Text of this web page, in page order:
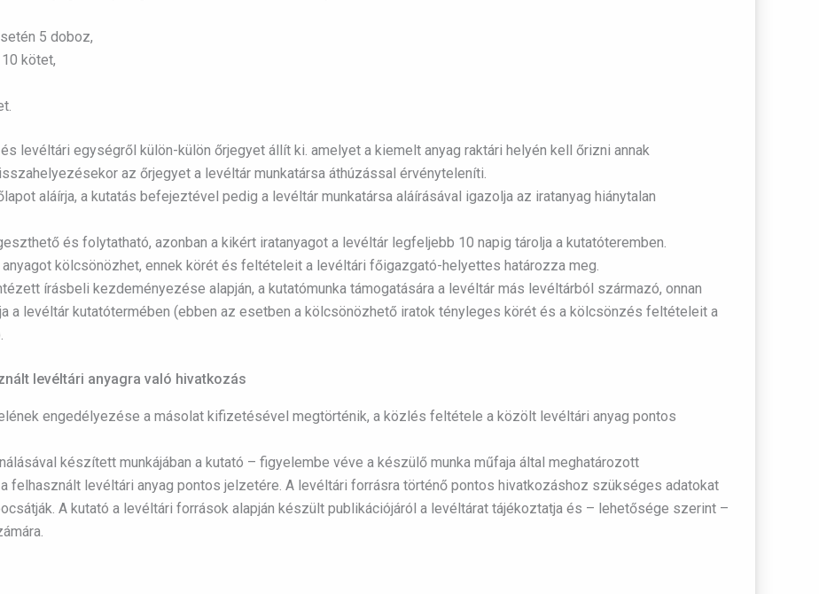
5 doboz,
kötet,
levéltári egységről külön-külön őrjegyet állít ki. amelyet a kiemelt anyag raktári helyén kell őrizni annak
az őrjegyet a levéltár munkatársa áthúzással érvényteleníti.
aláírja, a kutatás befejeztével pedig a levéltár munkatársa aláírásával igazolja az iratanyag hiánytalan
és folytatható, azonban a kikért iratanyagot a levéltár legfeljebb 10 napig tárolja a kutatóteremben.
kölcsönözhet, ennek körét és feltételeit a levéltári főigazgató-helyettes határozza meg.
írásbeli kezdeményezése alapján, a kutatómunka támogatására a levéltár más levéltárból származó, onnan
a levéltár kutatótermében (ebben az esetben a kölcsönözhető iratok tényleges körét és a kölcsönzés feltételeit a
levéltári anyagra való hivatkozás
engedélyezése a másolat kifizetésével megtörténik, a közlés feltétele a közölt levéltári anyag pontos
készített munkájában a kutató – figyelembe véve a készülő munka műfaja által meghatározott
felhasznált levéltári anyag pontos jelzetére. A levéltári forrásra történő pontos hivatkozáshoz szükséges adatokat
A kutató a levéltári források alapján készült publikációjáról a levéltárat tájékoztatja és – lehetősége szerint –